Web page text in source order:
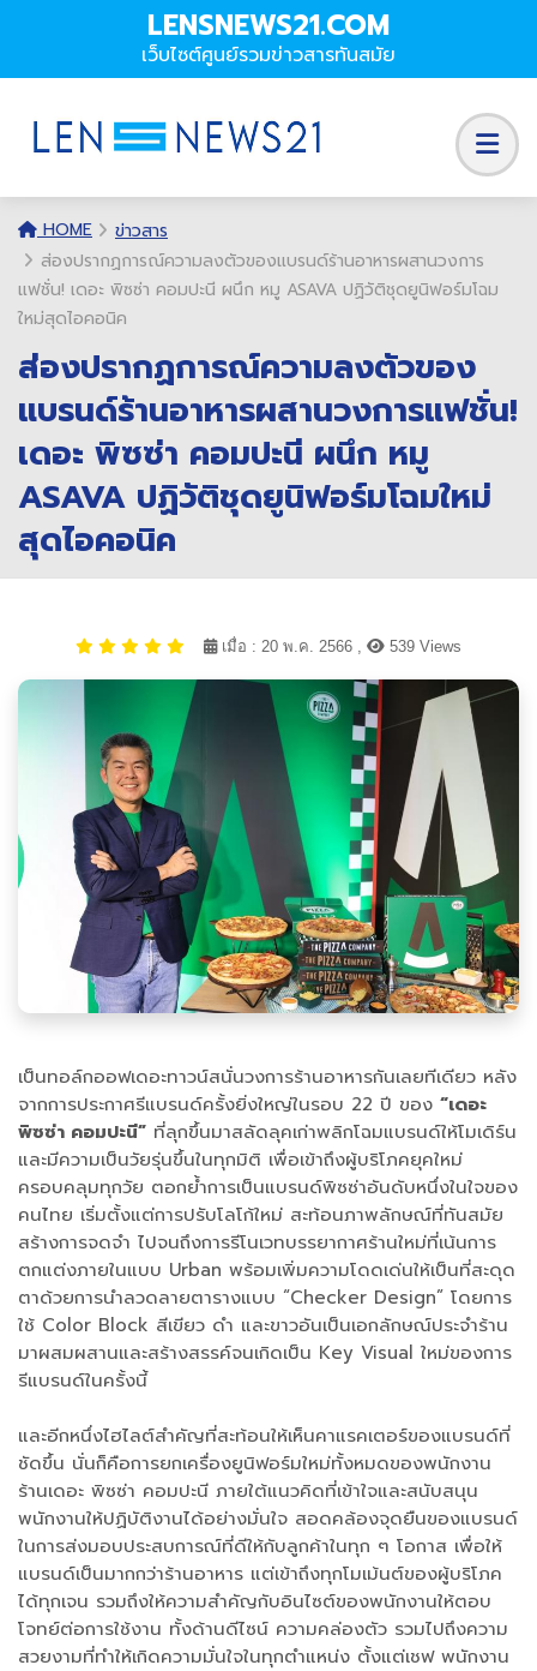
LENSNEWS21.COM
เว็บไซต์ศูนย์รวมข่าวสารทันสมัย
HOME
ข่าวสาร
ส่องปรากฏการณ์ความลงตัวของแบรนด์ร้านอาหารผสานวงการ
แฟชั่น! เดอะ พิซซ่า คอมปะนี ผนึก หมู ASAVA ปฏิวัติชุดยูนิฟอร์มโฉม
ใหม่สุดไอคอนิค
ส่องปรากฏการณ์ความลงตัวของ
แบรนด์ร้านอาหารผสานวงการแฟชั่น!
เดอะ พิซซ่า คอมปะนี ผนึก หมู
ASAVA ปฏิวัติชุดยูนิฟอร์มโฉมใหม่
สุดไอคอนิค
เมื่อ : 20 พ.ค. 2566 , 539 Views
เป็นทอล์กออฟเดอะทาวน์สนั่นวงการร้านอาหารกันเลยทีเดียว หลัง
จากการประกาศรีแบรนด์ครั้งยิ่งใหญ่ในรอบ 22 ปี ของ “เดอะ
พิซซ่า คอมปะนี” ที่ลุกขึ้นมาสลัดลุคเก่าพลิกโฉมแบรนด์ให้โมเดิร์น
และมีความเป็นวัยรุ่นขึ้นในทุกมิติ เพื่อเข้าถึงผู้บริโภคยุคใหม่
ครอบคลุมทุกวัย ตอกย้ำการเป็นแบรนด์พิซซ่าอันดับหนึ่งในใจของ
คนไทย เริ่มตั้งแต่การปรับโลโก้ใหม่ สะท้อนภาพลักษณ์ที่ทันสมัย
สร้างการจดจำ ไปจนถึงการรีโนเวทบรรยากาศร้านใหม่ที่เน้นการ
ตกแต่งภายในแบบ Urban พร้อมเพิ่มความโดดเด่นให้เป็นที่สะดุด
ตาด้วยการนำลวดลายตารางแบบ “Checker Design” โดยการ
ใช้ Color Block สีเขียว ดำ และขาวอันเป็นเอกลักษณ์ประจำร้าน
มาผสมผสานและสร้างสรรค์จนเกิดเป็น Key Visual ใหม่ของการ
รีแบรนด์ในครั้งนี้
และอีกหนึ่งไฮไลต์สำคัญที่สะท้อนให้เห็นคาแรคเตอร์ของแบรนด์ที่
ชัดขึ้น นั่นก็คือการยกเครื่องยูนิฟอร์มใหม่ทั้งหมดของพนักงาน
ร้านเดอะ พิซซ่า คอมปะนี ภายใต้แนวคิดที่เข้าใจและสนับสนุน
พนักงานให้ปฏิบัติงานได้อย่างมั่นใจ สอดคล้องจุดยืนของแบรนด์
ในการส่งมอบประสบการณ์ที่ดีให้กับลูกค้าในทุก ๆ โอกาส เพื่อให้
แบรนด์เป็นมากกว่าร้านอาหาร แต่เข้าถึงทุกโมเม้นต์ของผู้บริโภค
ได้ทุกเจน รวมถึงให้ความสำคัญกับอินไซต์ของพนักงานให้ตอบ
โจทย์ต่อการใช้งาน ทั้งด้านดีไซน์ ความคล่องตัว รวมไปถึงความ
สวยงามที่ทำให้เกิดความมั่นใจในทุกตำแหน่ง ตั้งแต่เชฟ พนักงาน